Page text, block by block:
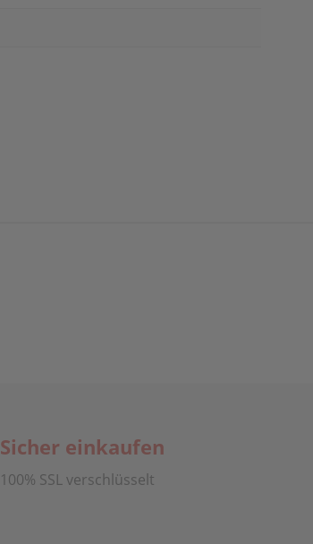
Sicher einkaufen
100% SSL verschlüsselt